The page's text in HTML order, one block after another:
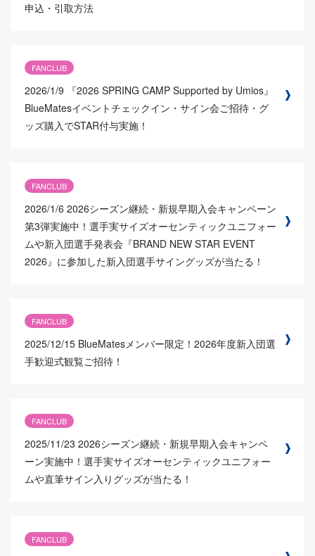
申込・引取方法
FANCLUB
2026/1/9
『2026 SPRING CAMP Supported by Umios』
BlueMatesイベントチェックイン・サイン会ご招待・グ
ッズ購入でSTAR付与実施！
FANCLUB
2026/1/6 2026シーズン継続・新規早期入会キャンペーン
第3弾実施中！選手実サイズオーセンティックユニフォー
ムや新入団選手発表会『BRAND NEW STAR EVENT
2026』に参加した新入団選手サイングッズが当たる！
FANCLUB
2025/12/15 BlueMatesメンバー限定！2026年度新入団選
手歓迎式観覧ご招待！
FANCLUB
2025/11/23 2026シーズン継続・新規早期入会キャンペ
ーン実施中！選手実サイズオーセンティックユニフォー
ムや直筆サイン入りグッズが当たる！
FANCLUB